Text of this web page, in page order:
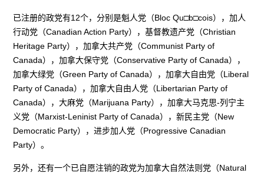
已注册的政党有12个，分别是魁人党（Bloc Qu□b□cois），加人
行动党（Canadian Action Party），基督教遗产党（Christian
Heritage Party），加拿大共产党（Communist Party of
Canada），加拿大保守党（Conservative Party of Canada），
加拿大绿党（Green Party of Canada），加拿大自由党（Liberal
Party of Canada），加拿大自由人党（Libertarian Party of
Canada），大麻党（Marijuana Party），加拿大马克思-列宁主
义党（Marxist-Leninist Party of Canada），新民主党（New
Democratic Party），进步加人党（Progressive Canadian
Party）。
另外，还有一个已自愿注销的政党为加拿大自然法则党（Natural